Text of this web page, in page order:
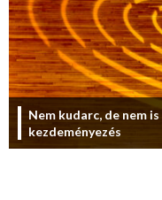
Nem kudarc, de nem
kezdeményezés